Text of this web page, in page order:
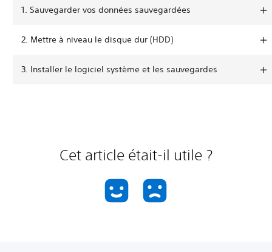
1. Sauvegarder vos données sauvegardées
2. Mettre à niveau le disque dur (HDD)
3. Installer le logiciel système et les sauvegardes
Cet article était-il utile ?